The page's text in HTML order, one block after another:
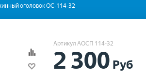
оголовок ОС-114-32
Артикул АОСП 114-32
2 300 Руб